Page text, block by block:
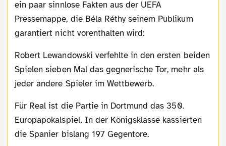
ein paar sinnlose Fakten aus der UEFA
Pressemappe, die Béla Réthy seinem Publikum
garantiert nicht vorenthalten wird:
Robert Lewandowski verfehlte in den ersten beiden
Spielen sieben Mal das gegnerische Tor, mehr als
jeder andere Spieler im Wettbewerb.
Für Real ist die Partie in Dortmund das 350.
Europapokalspiel. In der Königsklasse kassierten
die Spanier bislang 197 Gegentore.